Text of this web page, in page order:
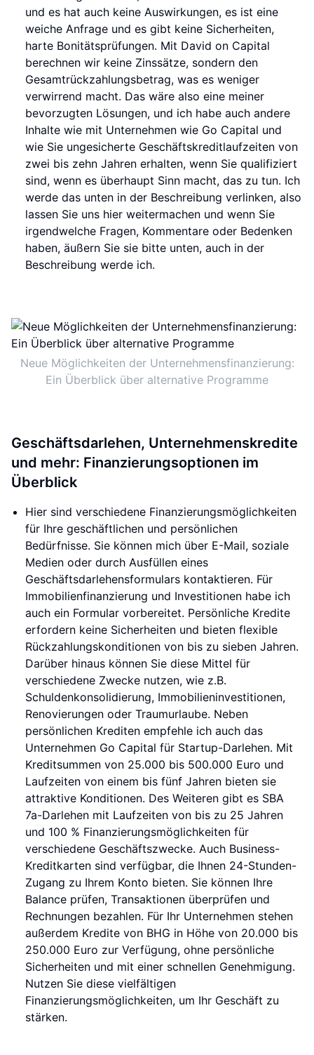
und es hat auch keine Auswirkungen, es ist eine
weiche Anfrage und es gibt keine Sicherheiten,
harte Bonitätsprüfungen. Mit David on Capital
berechnen wir keine Zinssätze, sondern den
Gesamtrückzahlungsbetrag, was es weniger
verwirrend macht. Das wäre also eine meiner
bevorzugten Lösungen, und ich habe auch andere
Inhalte wie mit Unternehmen wie Go Capital und
wie Sie ungesicherte Geschäftskreditlaufzeiten von
zwei bis zehn Jahren erhalten, wenn Sie qualifiziert
sind, wenn es überhaupt Sinn macht, das zu tun. Ich
werde das unten in der Beschreibung verlinken, also
lassen Sie uns hier weitermachen und wenn Sie
irgendwelche Fragen, Kommentare oder Bedenken
haben, äußern Sie sie bitte unten, auch in der
Beschreibung werde ich.
Neue Möglichkeiten der Unternehmensfinanzierung:
Ein Überblick über alternative Programme
Geschäftsdarlehen, Unternehmenskredite
und mehr: Finanzierungsoptionen im
Überblick
Hier sind verschiedene Finanzierungsmöglichkeiten
für Ihre geschäftlichen und persönlichen
Bedürfnisse. Sie können mich über E-Mail, soziale
Medien oder durch Ausfüllen eines
Geschäftsdarlehensformulars kontaktieren. Für
Immobilienfinanzierung und Investitionen habe ich
auch ein Formular vorbereitet. Persönliche Kredite
erfordern keine Sicherheiten und bieten flexible
Rückzahlungskonditionen von bis zu sieben Jahren.
Darüber hinaus können Sie diese Mittel für
verschiedene Zwecke nutzen, wie z.B.
Schuldenkonsolidierung, Immobilieninvestitionen,
Renovierungen oder Traumurlaube. Neben
persönlichen Krediten empfehle ich auch das
Unternehmen Go Capital für Startup-Darlehen. Mit
Kreditsummen von 25.000 bis 500.000 Euro und
Laufzeiten von einem bis fünf Jahren bieten sie
attraktive Konditionen. Des Weiteren gibt es SBA
7a-Darlehen mit Laufzeiten von bis zu 25 Jahren
und 100 % Finanzierungsmöglichkeiten für
verschiedene Geschäftszwecke. Auch Business-
Kreditkarten sind verfügbar, die Ihnen 24-Stunden-
Zugang zu Ihrem Konto bieten. Sie können Ihre
Balance prüfen, Transaktionen überprüfen und
Rechnungen bezahlen. Für Ihr Unternehmen stehen
außerdem Kredite von BHG in Höhe von 20.000 bis
250.000 Euro zur Verfügung, ohne persönliche
Sicherheiten und mit einer schnellen Genehmigung.
Nutzen Sie diese vielfältigen
Finanzierungsmöglichkeiten, um Ihr Geschäft zu
stärken.